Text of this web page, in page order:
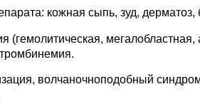
кожная сыпь, зуд, дерматоз,
мегалобластная,
волчаночноподобный